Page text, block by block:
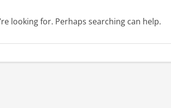
looking for. Perhaps searching can help.